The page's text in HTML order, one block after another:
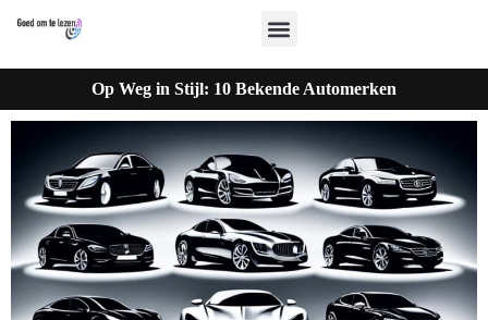
Op Weg in Stijl: 10 Bekende Automerken